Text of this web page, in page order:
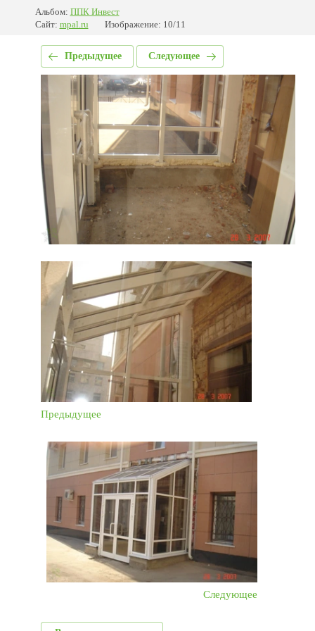
Альбом: ППК Инвест
Сайт: mpal.ru Изображение: 10/11
Предыдущее Следующее
Предыдущее
Следующее